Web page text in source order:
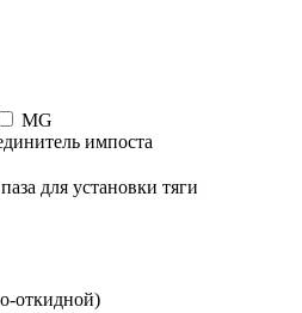
MG
импоста
для установки тяги
откидной)